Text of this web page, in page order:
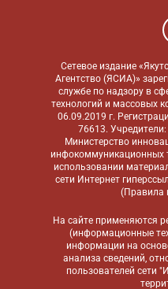
Сетевое издание
Агентство (ЯСИА)»
службе по надзору в
технологий и массовых
06.09.2019 г.
76613.
Министерство
инфокоммуникационных
использовании
сети Интернет
(Правила
На сайте применяются
(информационные
информации на
анализа сведений,
пользователей сети